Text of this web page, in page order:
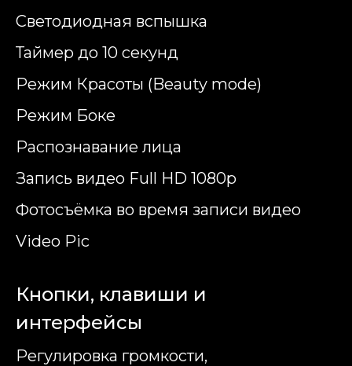
Cветодиодная вспышка
Таймер до 10 секунд
Режим Красоты (Beauty mode)
Режим Боке
Распознавание лица
Запись видео Full HD 1080p
Фотосъёмка во время записи видео
Video Pic
Кнопки, клавиши и
интерфейсы
Регулировка громкости,